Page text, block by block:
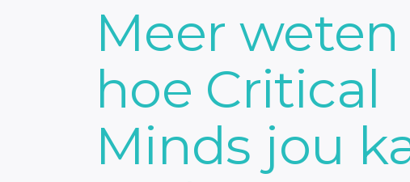
Meer weten
hoe Critical
Minds jou